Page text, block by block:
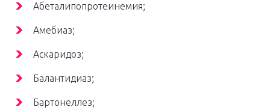
Абеталипопротеинемия;
Амебиаз;
Аскаридоз;
Балантидиаз;
Бартонеллез;